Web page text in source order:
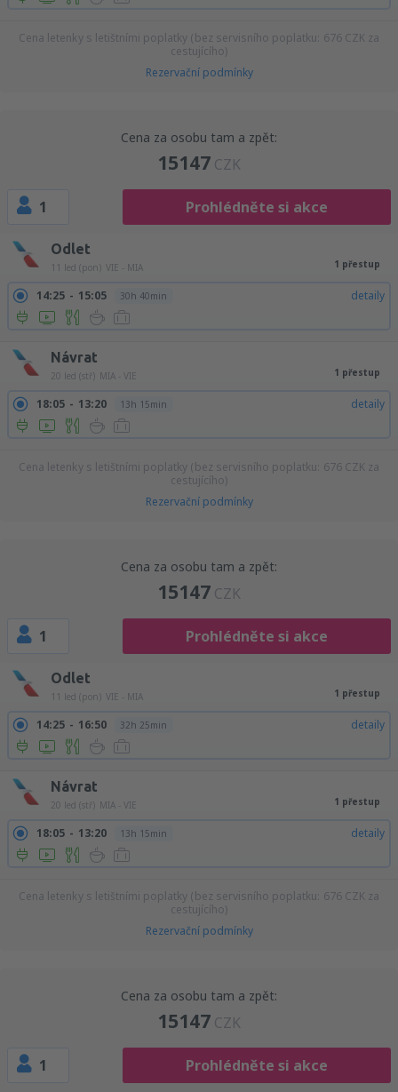
Cena letenky s letištními poplatky (bez servisního poplatku: 676 CZK za
cestujícího)
Rezervační podmínky
Cena za osobu tam a zpět:
15147 CZK
1 Prohlédněte si akce
Odlet
11 led (pon) VIE - MIA 1 přestup
14:25 15:05 30h 40min detaily
Návrat
20 led (stř) MIA - VIE 1 přestup
18:05 13:20 13h 15min detaily
Cena letenky s letištními poplatky (bez servisního poplatku: 676 CZK za
cestujícího)
Rezervační podmínky
Cena za osobu tam a zpět:
15147 CZK
1 Prohlédněte si akce
Odlet
11 led (pon) VIE - MIA 1 přestup
14:25 16:50 32h 25min detaily
Návrat
20 led (stř) MIA - VIE 1 přestup
18:05 13:20 13h 15min detaily
Cena letenky s letištními poplatky (bez servisního poplatku: 676 CZK za
cestujícího)
Rezervační podmínky
Cena za osobu tam a zpět:
15147 CZK
1 Prohlédněte si akce